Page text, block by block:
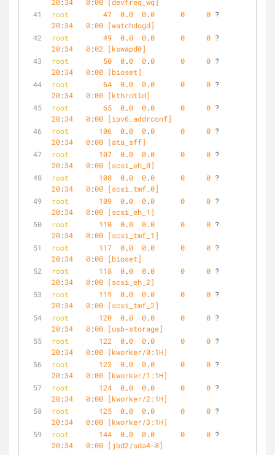
root
47 0.0 0.0 0 0
20:34 0:00 [watchdogd]
root
49 0.0 0.0 0 0
20:34 0:02 [kswapd0]
root
50 0.0 0.0 0 0
20:34 0:00 [bioset]
root
64 0.0 0.0 0 0
20:34 0:00 [kthrotld]
root
65 0.0 0.0 0 0
20:34 0:00 [ipv6_addrconf]
root
106 0.0 0.0 0 0
20:34 0:00 [ata_sff]
root
107 0.0 0.0 0 0
20:34 0:00 [scsi_eh_0]
root
108 0.0 0.0 0 0
20:34 0:00 [scsi_tmf_0]
root
109 0.0 0.0 0 0
20:34 0:00 [scsi_eh_1]
root
110 0.0 0.0 0 0
20:34 0:00 [scsi_tmf_1]
root
117 0.0 0.0 0 0
20:34 0:00 [bioset]
root
118 0.0 0.0 0 0
20:34 0:00 [scsi_eh_2]
root
119 0.0 0.0 0 0
20:34 0:00 [scsi_tmf_2]
root
120 0.0 0.0 0 0
20:34 0:00 [usb-storage]
root
122 0.0 0.0 0 0
20:34 0:00 [kworker/0:1H]
root
123 0.0 0.0 0 0
20:34 0:00 [kworker/1:1H]
root
124 0.0 0.0 0 0
20:34 0:00 [kworker/2:1H]
root
125 0.0 0.0 0 0
20:34 0:00 [kworker/3:1H]
root
144 0.0 0.0 0 0
20:34 0:00 [jbd2/sda4-8]